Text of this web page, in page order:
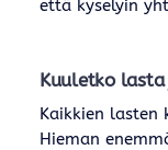
että kyselyin
Kuuletko
Kaikkien lasten
Hieman